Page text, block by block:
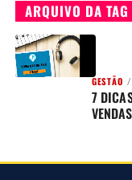
ARQUIVO DA TAG
GESTÃO
7